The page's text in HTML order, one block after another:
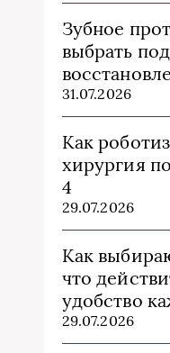
Зубное
выбрать
31.07.2026
Как
хирургия
4
29.07.2026
Как
что
удобство
29.07.2026